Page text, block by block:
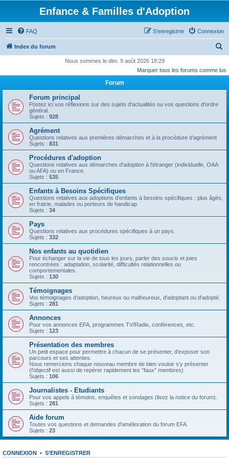
Enfance & Familles d'Adoption
FAQ Connexion
S’enregistrer
Index du forum
c
Nous sommes le dim. 9 août 2026 18:29
Marquer tous les forums comme lus
Forum
Forum principal
Postez ici vos réflexions sur des sujets d'actualités ou vos questions d'ordre
général.
Sujets : 928
Agrément
Questions relatives aux premières démarches et à la procédure d'agrément
Sujets : 831
Procédures d'adoption
Questions relatives aux démarches d'adoption à l'étranger (individuelle, OAA
ou AFA) ou en France.
Sujets : 535
Enfants à Besoins Spécifiques
Questions relatives aux adoptions d'enfants à besoins spécifiques : plus âgés,
en fratrie, malades ou porteurs de handicap
Sujets : 34
Pays
Questions relatives aux procédures spécifiques à un pays.
Sujets : 332
Nos enfants au quotidien
Pour échanger sur la vie de tous les jours, parler des soucis et joies
rencontrées : adaptation, scolarité, difficultés relationnelles ou
comportementales.
Sujets : 130
Témoignages
Vos témoignages d'adoption, heureux ou malheureux, d'adoptant ou d'adopté.
Sujets : 281
Annonces
Pour vos annonces EFA, programmes TV/Radio, conférences, etc.
Sujets : 123
Présentation des membres
Un petit espace pour permettre à chacun de se présenter, d'exposer son
parcours et ses attentes.
Nous remercions chaque nouveau membre de bien vouloir s'y présenter
(l'objectif est aussi de repérer rapidement les "faux" membres)
Sujets : 106
Journalistes - Etudiants
Pour vos appels à témoins, enquêtes et sondages (lisez la notice du forum).
Sujets : 281
Aide forum
Toutes vos questions et demandes d'amélioration du forum EFA.
Sujets : 23
CONNEXION • S’ENREGISTRER